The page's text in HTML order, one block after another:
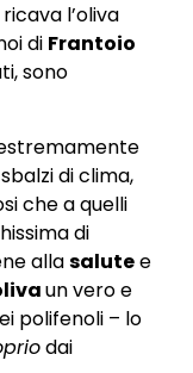
l’oliva
di Frantoio
sono
di clima,
che a quelli
di
allasalutee
un vero e
polifenoli – lo
dai